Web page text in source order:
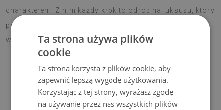
charakterem. Z nim każdy krok to odrobina luksusu, który
poprawia nastrój na co dzień. Gotowy dodać swojemu
wnętrzu stylowy akcent?
Zalety naszych dywaników
Antypoślizgowy spód. Nasze dywaniki z warstwą
Ta strona używa plików
cookie
Ta strona korzysta z plików cookie, aby
zapewnić lepszą wygodę użytkowania.
Korzystając z tej strony, wyrażasz zgodę
na używanie przez nas wszystkich plików